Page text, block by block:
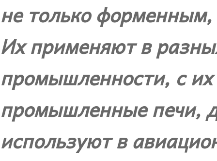
не только
Их применяют в
промышленности, с
промышленные печи,
используют в